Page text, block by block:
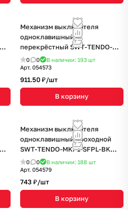
Механизм выключателя
одноклавишный
перекрёстный SWT-TENDO-
MKX1-SFPL-GR (230V, 10A)
(Arlight, Матовый графитовый)
0 0 В наличии: 193 шт
Арт. 054573
911.50 ₽/шт
В корзину
Механизм выключателя
одноклавишный проходной
SWT-TENDO-MKP1-SFPL-BK
(230V, 10A) (Arlight, Матовый
черный)
0 0 В наличии: 188 шт
Арт. 054579
743 ₽/шт
В корзину